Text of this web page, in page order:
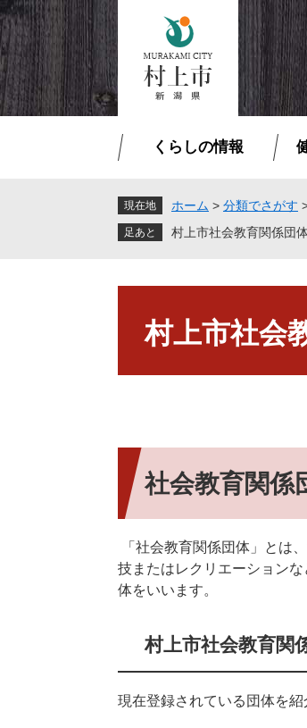
ペ
ー
ジ
の
先
頭
メ
ニ
ュ
ー
を
飛
くらしの情報
現在地 ホーム > 分類でさがす
村上市社会教育関係団
村上市社会
社会教育関係
「社会教育関係団体」とは
技またはレクリエーション
体をいいます。
村上市社会教育関
現在登録されている団体を